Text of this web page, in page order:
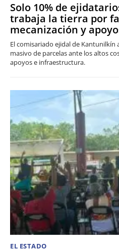
Solo 10% de
trabaja la tierra por
mecanización y
El comisariado ejidal de
masivo de parcelas ante los altos
apoyos e infraestructura.
EL ESTADO